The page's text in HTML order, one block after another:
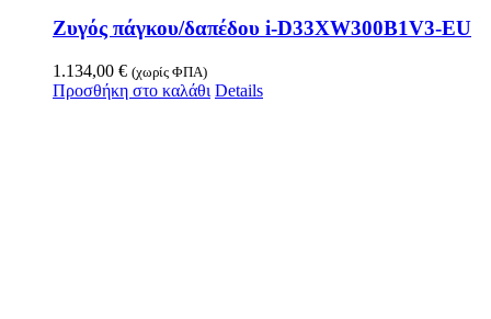
Ζυγός πάγκου/δαπέδου i-D33XW300B1V3-EU
1.134,00 € (χωρίς ΦΠΑ)
Προσθήκη στο καλάθι Details